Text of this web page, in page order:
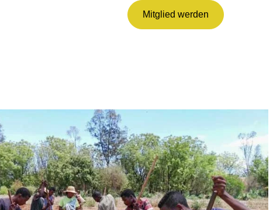
Mitglied werden